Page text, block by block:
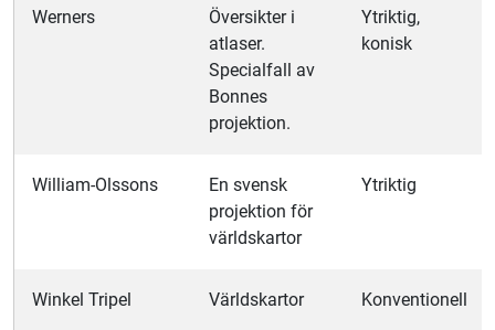
Werners
Översikter i
atlaser.
Specialfall av
Bonnes
projektion.
Ytriktig,
konisk
William-Olssons
En svensk
projektion för
världskartor
Ytriktig
Winkel Tripel Världskartor Konventionell